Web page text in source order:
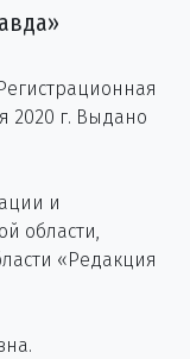
2020 г. Выдано
и
области,
«Редакция